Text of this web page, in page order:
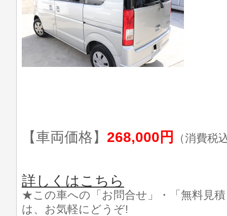
【車両価格】 268,000円 （消費税
詳しくはこちら
★この車への「お問合せ」・「無料見
は、お気軽にどうぞ!